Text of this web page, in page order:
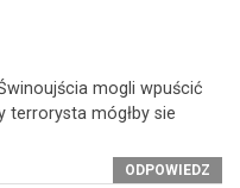
mogli wpuścić
mógłby sie
ODPOWIEDZ